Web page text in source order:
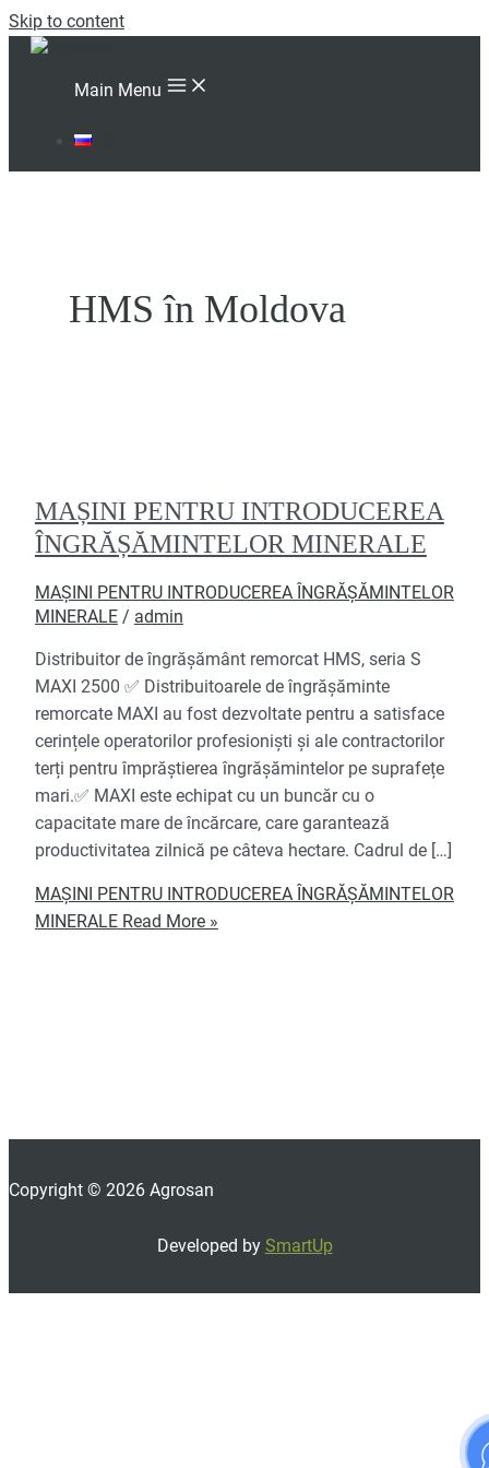
Skip to content
Main Menu
HMS în Moldova
MAȘINI PENTRU INTRODUCEREA
ÎNGRĂȘĂMINTELOR MINERALE
MAȘINI PENTRU INTRODUCEREA ÎNGRĂȘĂMINTELOR
MINERALE/ admin
Distribuitor de îngrășământ remorcat HMS, seria S
MAXI 2500 ✅ Distribuitoarele de îngrășăminte
remorcate MAXI au fost dezvoltate pentru a satisface
cerințele operatorilor profesioniști și ale contractorilor
terți pentru împrăștierea îngrășămintelor pe suprafețe
mari.✅ MAXI este echipat cu un buncăr cu o
capacitate mare de încărcare, care garantează
productivitatea zilnică pe câteva hectare. Cadrul de […]
MAȘINI PENTRU INTRODUCEREA ÎNGRĂȘĂMINTELOR
MINERALERead More »
Copyright © 2026 Agrosan
Developed by SmartUp